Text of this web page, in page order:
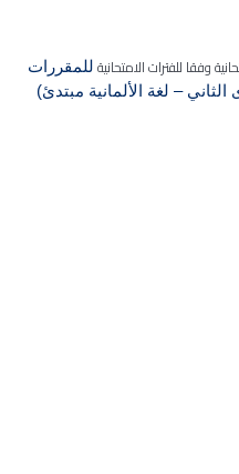
وفقا للفترات الامتحانية للمقررات
– لغة الألمانية مبتدئ)